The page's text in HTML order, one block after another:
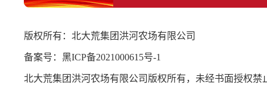
版权所有：北大荒集团洪河农场有限公司
备案号： 黑ICP备2021000615号-1
北大荒集团洪河农场有限公司版权所有，未经书面授权禁